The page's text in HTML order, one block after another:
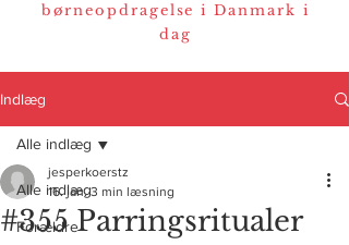
børneopdragelse i Danmark i
dag
Indlæg
Alle indlæg
Forældre
Alle indlæg
#355 Parringsritualer
jesperkoerstz
16. jan. 3 min læsning